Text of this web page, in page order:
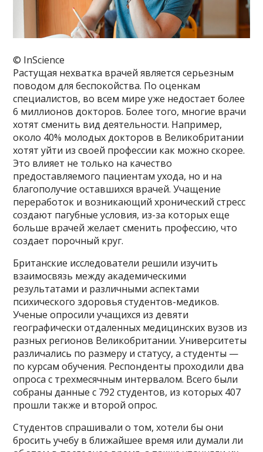
© InScience
Растущая нехватка врачей является серьезным
поводом для беспокойства. По оценкам
специалистов, во всем мире уже недостает более
6 миллионов докторов. Более того, многие врачи
хотят сменить вид деятельности. Например,
около 40% молодых докторов в Великобритании
хотят уйти из своей профессии как можно скорее.
Это влияет не только на качество
предоставляемого пациентам ухода, но и на
благополучие оставшихся врачей. Учащение
переработок и возникающий хронический стресс
создают пагубные условия, из-за которых еще
больше врачей желает сменить профессию, что
создает порочный круг.
Британские исследователи решили изучить
взаимосвязь между академическими
результатами и различными аспектами
психического здоровья студентов-медиков.
Ученые опросили учащихся из девяти
географически отдаленных медицинских вузов из
разных регионов Великобритании. Университеты
различались по размеру и статусу, а студенты —
по курсам обучения. Респонденты проходили два
опроса с трехмесячным интервалом. Всего были
собраны данные с 792 студентов, из которых 407
прошли также и второй опрос.
Студентов спрашивали о том, хотели бы они
бросить учебу в ближайшее время или думали ли